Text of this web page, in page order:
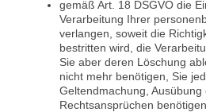
gemäß Art. 18 DSGVO die
Verarbeitung Ihrer
verlangen, soweit die
bestritten wird, die
Sie aber deren Löschung
nicht mehr benötigen, Sie
Geltendmachung,
Rechtsansprüchen